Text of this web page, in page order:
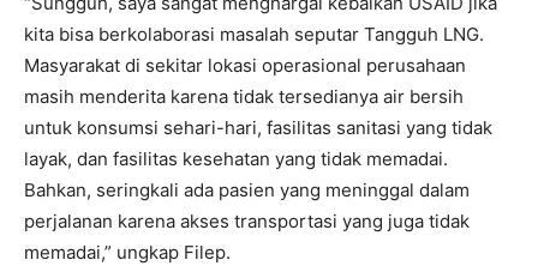
kita bisa berkolaborasi masalah seputar Tangguh LNG.
Masyarakat di sekitar lokasi operasional perusahaan
masih menderita karena tidak tersedianya air bersih
untuk konsumsi sehari-hari, fasilitas sanitasi yang tidak
layak, dan fasilitas kesehatan yang tidak memadai.
Bahkan, seringkali ada pasien yang meninggal dalam
perjalanan karena akses transportasi yang juga tidak
memadai,” ungkap Filep.